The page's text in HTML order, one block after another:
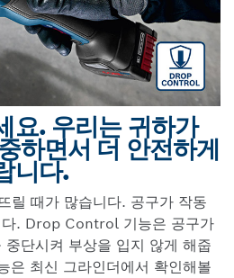
요. 우리는 귀하가
하면서 더 안전하게
니다.
릴 때가 많습니다. 공구가 작동
다. Drop Control 기능은 공구가
단시켜 부상을 입지 않게 해줍
은 최신 그라인더에서 확인해볼